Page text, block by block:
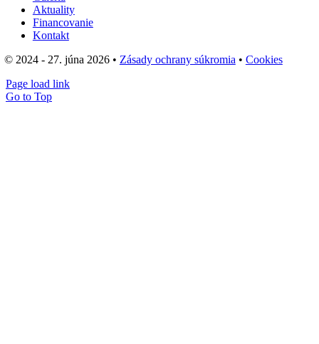
Aktuality
Financovanie
Kontakt
© 2024 - 27. júna 2026 • Zásady ochrany súkromia • Cookies
Page load link
Go to Top